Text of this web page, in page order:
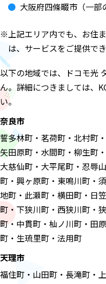
大阪府四條畷市（一部
※上記エリア内でも、お住
は、サービスをご提供で
以下の地域では、ドコモ光
ん。詳細につきましては、
い。
奈良市
誓多林町・茗荷町・北村町
矢田原町・水間町・柳生町
大慈仙町・大平尾町・忍辱
町・興ヶ原町・東鳴川町・
地町・此瀬町・横田町・日
町・下狭川町・西狭川町・
町・中貫町・杣ノ川町・田
町・生琉里町・法用町
天理市
福住町・山田町・長滝町・